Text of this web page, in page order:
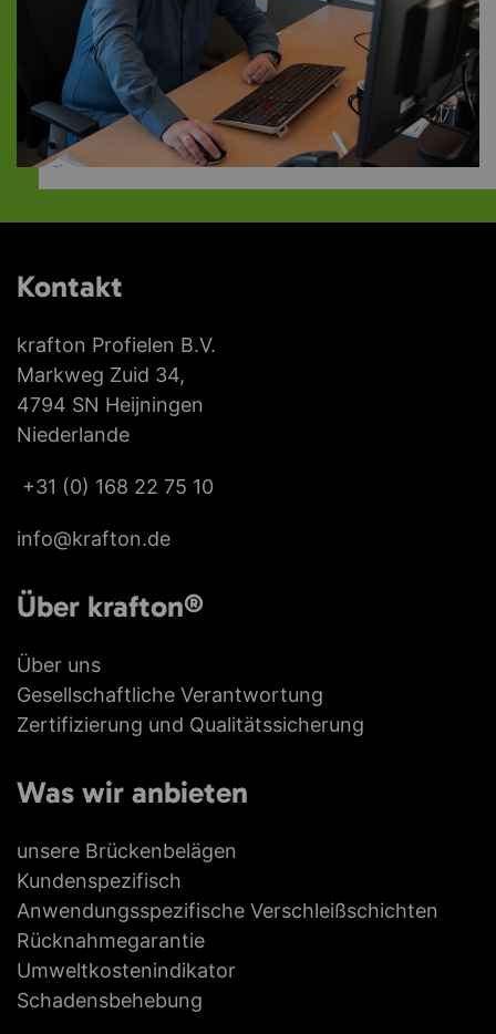
Kontakt
krafton Profielen B.V.
Markweg Zuid 34,
4794 SN Heijningen
Niederlande
+31 (0) 168 22 75 10
info@krafton.de
Über krafton®
Über uns
Gesellschaftliche Verantwortung
Zertifizierung und Qualitätssicherung
Was wir anbieten
unsere Brückenbelägen
Kundenspezifisch
Anwendungsspezifische Verschleißschichten
Rücknahmegarantie
Umweltkostenindikator
Schadensbehebung